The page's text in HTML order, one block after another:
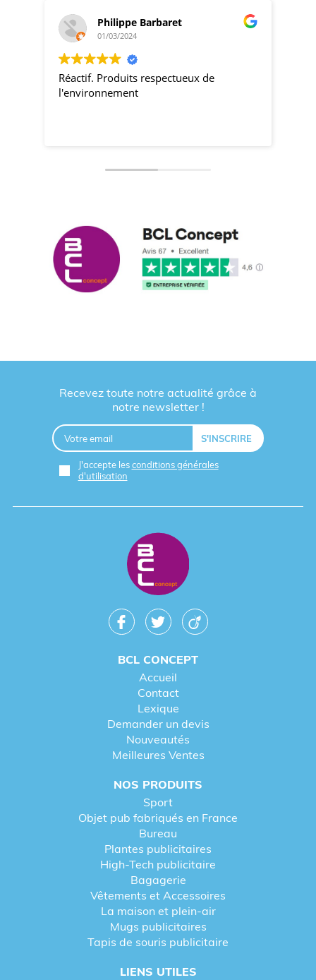
Philippe Barbaret
01/03/2024
Réactif. Produits respectueux de
l'environnement
Recevez toute notre actualité grâce à
notre newsletter !
J'accepte lesconditions générales
d'utilisation
BCL CONCEPT
Accueil
Contact
Lexique
Demander un devis
Nouveautés
Meilleures Ventes
NOS PRODUITS
Sport
Objet pub fabriqués en France
Bureau
Plantes publicitaires
High-Tech publicitaire
Bagagerie
Vêtements et Accessoires
La maison et plein-air
Mugs publicitaires
Tapis de souris publicitaire
LIENS UTILES